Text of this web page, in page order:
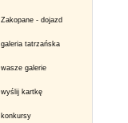
Zakopane - dojazd
galeria tatrzańska
wasze galerie
wyślij kartkę
konkursy